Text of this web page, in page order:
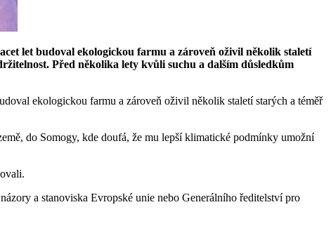
let budoval ekologickou farmu a zároveň oživil několik staletí
Před několika lety kvůli suchu a dalším důsledkům
ekologickou farmu a zároveň oživil několik staletí starých a téměř
do Somogy, kde doufá, že mu lepší klimatické podmínky umožní
a stanoviska Evropské unie nebo Generálního ředitelství pro